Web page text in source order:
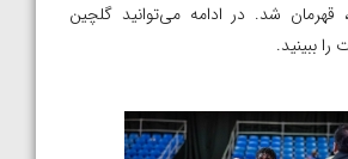
امتیاز، قهرمان شد. در ادامه می‌توانید گلچین
را ببینید.